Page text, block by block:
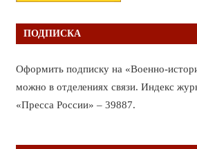
ПОДПИСКА
Оформить подписку на «Военно-
можно в отделениях связи. Индекс
«Пресса России» – 39887.